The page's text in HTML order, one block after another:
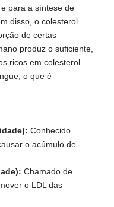
para a síntese de
disso, o colesterol
de certas
produz o suficiente,
ricos em colesterol
o que é
Conhecido
o acúmulo de
Chamado de
o LDL das